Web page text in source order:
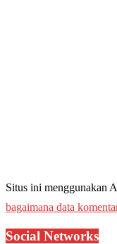
Situs ini menggunakan
bagaimana data
Social Networks